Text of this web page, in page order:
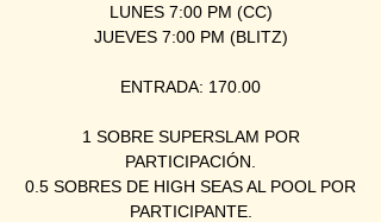
LUNES 7:00 PM (CC)
JUEVES 7:00 PM (BLITZ)
ENTRADA: 170.00
1 SOBRE SUPERSLAM POR
PARTICIPACIÓN.
0.5 SOBRES DE HIGH SEAS AL POOL POR
PARTICIPANTE.